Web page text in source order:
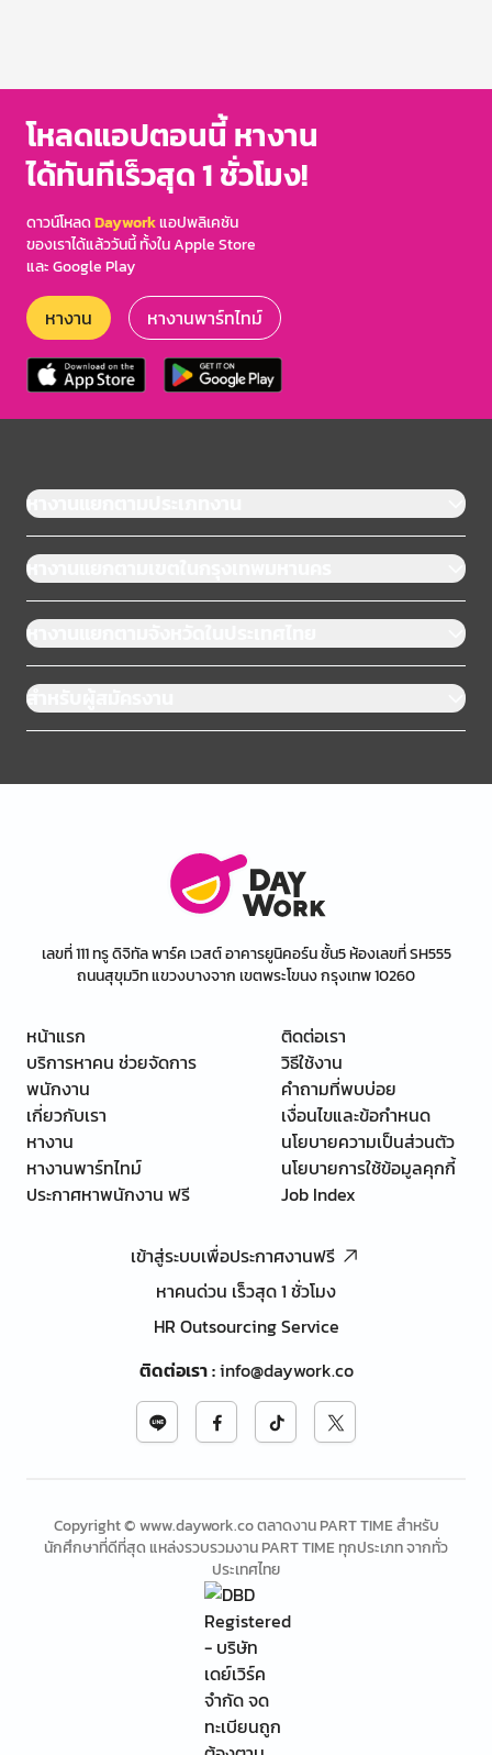
โหลดแอปตอนนี้ หางาน
ได้ทันทีเร็วสุด 1 ชั่วโมง!
ดาวน์โหลดDayworkแอปพลิเคชัน
ของเราได้แล้ววันนี้ ทั้งใน Apple Store
และ Google Play
หางาน หางานพาร์ทไทม์
หางานแยกตามประเภทงาน
หางานแยกตามเขตในกรุงเทพมหานคร
หางานแยกตามจังหวัดในประเทศไทย
สำหรับผู้สมัครงาน
เลขที่ 111 ทรู ดิจิทัล พาร์ค เวสต์ อาคารยูนิคอร์น ชั้น5 ห้องเลขที่ SH555
ถนนสุขุมวิท แขวงบางจาก เขตพระโขนง กรุงเทพ 10260
หน้าแรก
บริการหาคน ช่วยจัดการ
พนักงาน
เกี่ยวกับเรา
หางาน
หางานพาร์ทไทม์
ประกาศหาพนักงาน ฟรี
ติดต่อเรา
วิธีใช้งาน
คำถามที่พบบ่อย
เงื่อนไขและข้อกำหนด
นโยบายความเป็นส่วนตัว
นโยบายการใช้ข้อมูลคุกกี้
Job Index
เข้าสู่ระบบเพื่อประกาศงานฟรี
หาคนด่วน เร็วสุด 1 ชั่วโมง
HR Outsourcing Service
ติดต่อเรา:info@daywork.co
Copyright © www.daywork.co ตลาดงาน PART TIME สำหรับ
นักศึกษาที่ดีที่สุด แหล่งรวบรวมงาน PART TIME ทุกประเภท จากทั่ว
ประเทศไทย